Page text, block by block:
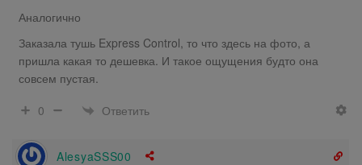
Аналогично
Заказала тушь Express Control, то что здесь на фото, а
пришла какая то дешевка. И такое ощущения будто она
совсем пустая.
0
Ответить
AlesyaSSS00